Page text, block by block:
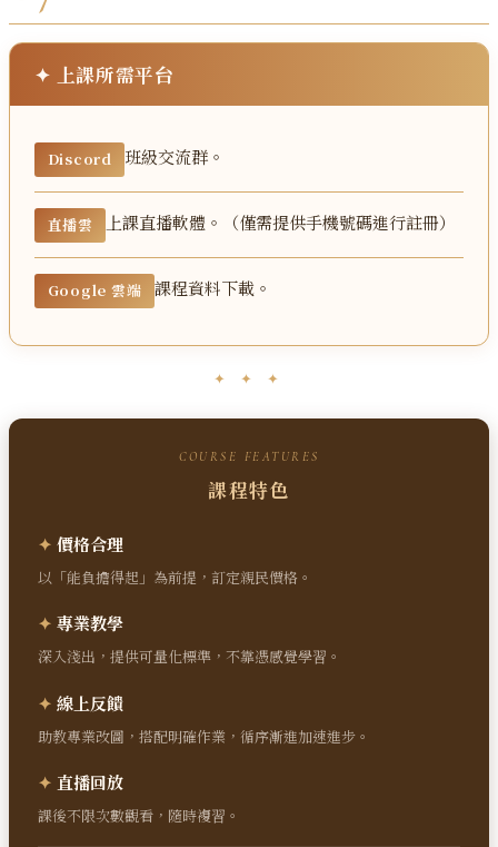
✦ 上課所需平台
Discord 班級交流群。
直播雲 上課直播軟體。（僅需提供手機號碼進行註冊）
Google 雲端 課程資料下載。
✦ ✦ ✦
COURSE FEATURES
課程特色
✦ 價格合理
以「能負擔得起」為前提，訂定親民價格。
✦ 專業教學
深入淺出，提供可量化標準，不靠憑感覺學習。
✦ 線上反饋
助教專業改圖，搭配明確作業，循序漸進加速進步。
✦ 直播回放
課後不限次數觀看，隨時複習。